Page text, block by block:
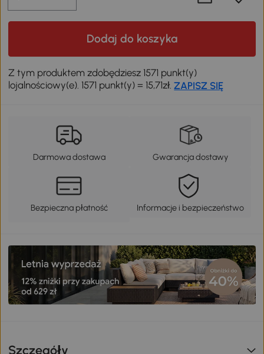
Dodaj do koszyka
Z tym produktem zdobędziesz 1571 punkt(y)
lojalnościowy(e). 1571 punkt(y) = 15,71zł.ZAPISZ SIĘ
Darmowa dostawa Gwarancja dostawy
Bezpieczna płatność Informacje i bezpieczeństwo
Szczegóły